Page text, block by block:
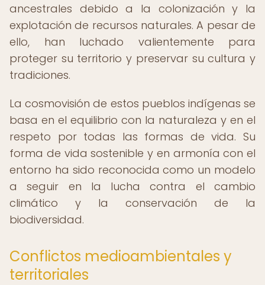
ancestrales debido a la colonización y la
explotación de recursos naturales. A pesar de
ello, han luchado valientemente para
proteger su territorio y preservar su cultura y
tradiciones.
La cosmovisión de estos pueblos indígenas se
basa en el equilibrio con la naturaleza y en el
respeto por todas las formas de vida. Su
forma de vida sostenible y en armonía con el
entorno ha sido reconocida como un modelo
a seguir en la lucha contra el cambio
climático y la conservación de la
biodiversidad.
Conflictos medioambientales y
territoriales